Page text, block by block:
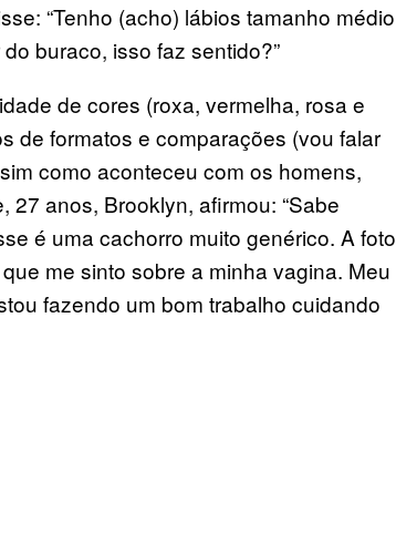
“Tenho (acho) lábios tamanho médio
buraco, isso faz sentido?”
de cores (roxa, vermelha, rosa e
de formatos e comparações (vou falar
como aconteceu com os homens,
anos, Brooklyn, afirmou: “Sabe
é uma cachorro muito genérico. A foto
me sinto sobre a minha vagina. Meu
fazendo um bom trabalho cuidando